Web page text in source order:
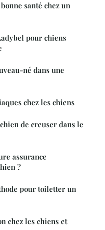
santé chez un
pour chiens
né dans une
chez les chiens
de creuser dans le
assurance
?
pour toiletter un
chez les chiens et